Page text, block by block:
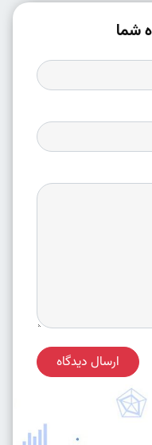
شما
ارسال دیدگاه